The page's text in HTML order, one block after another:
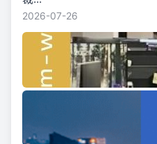
2026-07-26